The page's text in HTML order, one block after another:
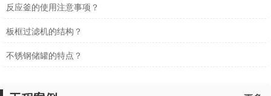
反应釜的使用注意事项？
板框过滤机的结构？
不锈钢储罐的特点？